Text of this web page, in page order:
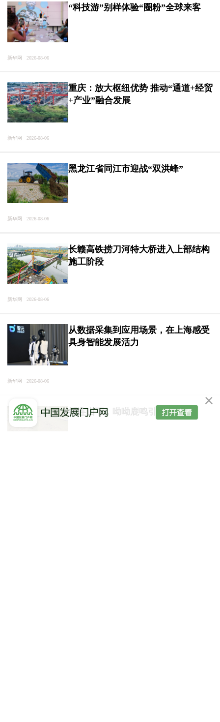
“科技游”别样体验“圈粉”全球来客
新华网 2026-08-06
重庆：放大枢纽优势 推动“通道+经贸
+产业”融合发展
新华网 2026-08-06
黑龙江省同江市迎战“双洪峰”
新华网 2026-08-06
长赣高铁捞刀河特大桥进入上部结构
施工阶段
新华网 2026-08-06
从数据采集到应用场景，在上海感受
具身智能发展活力
新华网 2026-08-06
祁连山下，呦呦鹿鸣引客来